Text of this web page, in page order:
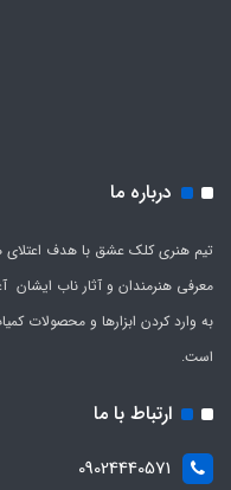
درباره ما
معرفی هنرمندان و آثار ناب ایشان
به وارد کردن ابزارها و محصولات
است.
ارتباط با ما
09024440571